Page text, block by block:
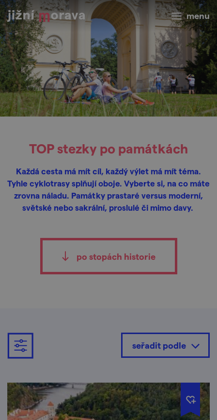
menu
TOP stezky po památkách
Každá cesta má mít cíl, každý výlet má mít téma.
Tyhle cyklotrasy splňují oboje. Vyberte si, na co máte
zrovna náladu. Památky prastaré versus moderní,
světské nebo sakrální, proslulé či mimo davy.
po stopách historie
seřadit podle